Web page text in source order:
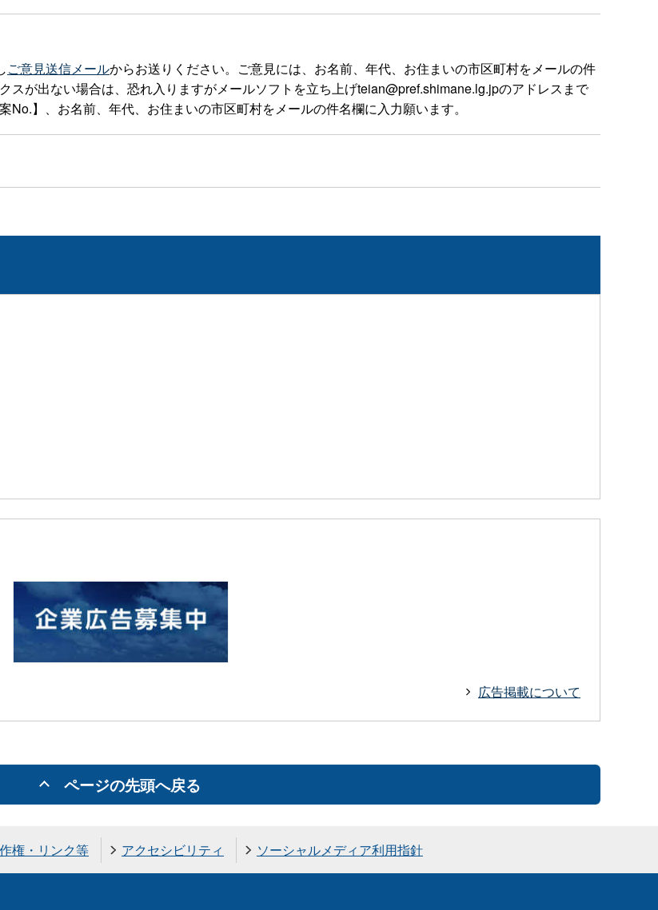
ご意見送信メールからお送りください。ご意見には、お名前、年代、お住まいの市区町村をメールの件
が出ない場合は、恐れ入りますがメールソフトを立ち上げteian@pref.shimane.lg.jpのアドレスまで
】、お名前、年代、お住まいの市区町村をメールの件名欄に入力願います。
広告掲載について
ページの先頭へ戻る
権・リンク等 アクセシビリティ ソーシャルメディア利用指針